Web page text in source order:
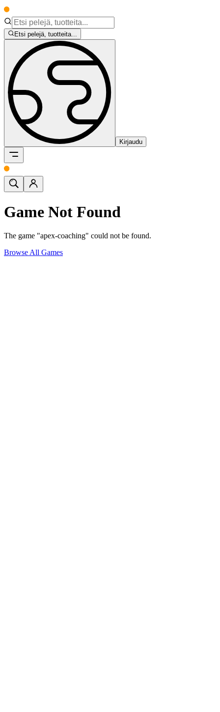
Etsi pelejä, tuotteita...
Kirjaudu
Game Not Found
The game "apex-coaching" could not be found.
Browse All Games